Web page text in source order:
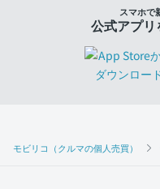
モビリコ（クルマの個人売買）
スマホで
公式アプ